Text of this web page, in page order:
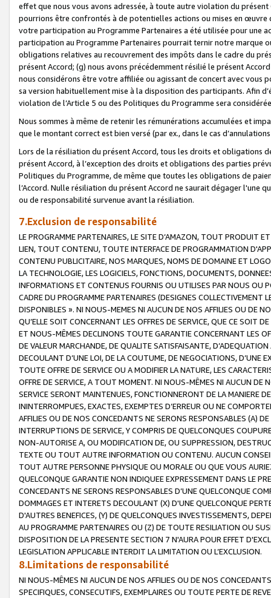
effet que nous vous avons adressée, à toute autre violation du
pourrions être confrontés à de potentielles actions ou mises en
votre participation au Programme Partenaires a été utilisée pour une
participation au Programme Partenaires pourrait ternir notre marque
obligations relatives au recouvrement des impôts dans le cadre du
présent Accord; (g) nous avons précédemment résilié le présent
nous considérons être votre affiliée ou agissant de concert avec vous
sa version habituellement mise à la disposition des participants. Afin
violation de l’Article 5 ou des Politiques du Programme sera
Nous sommes à même de retenir les rémunérations accumulées et
que le montant correct est bien versé (par ex., dans le cas
Lors de la résiliation du présent Accord, tous les droits et obligations
présent Accord, à l’exception des droits et obligations des parties
Politiques du Programme, de même que toutes les obligations de
l’Accord. Nulle résiliation du présent Accord ne saurait dégager l'une
ou de responsabilité survenue avant la résiliation.
7.Exclusion de responsabilité
LE PROGRAMME PARTENAIRES, LE SITE D’AMAZON, TOUT PRODUIT
LIEN, TOUT CONTENU, TOUTE INTERFACE DE PROGRAMMATION
CONTENU PUBLICITAIRE, NOS MARQUES, NOMS DE DOMAINE ET
LA TECHNOLOGIE, LES LOGICIELS, FONCTIONS, DOCUMENTS,
INFORMATIONS ET CONTENUS FOURNIS OU UTILISES PAR NOUS OU
CADRE DU PROGRAMME PARTENAIRES (DESIGNES COLLECTIVEMENT
DISPONIBLES ». NI NOUS-MEMES NI AUCUN DE NOS AFFILIES OU DE
QU’ELLE SOIT CONCERNANT LES OFFRES DE SERVICE, QUE CE SOIT
ET NOUS-MÊMES DECLINONS TOUTE GARANTIE CONCERNANT LES
DE VALEUR MARCHANDE, DE QUALITE SATISFAISANTE,
DECOULANT D’UNE LOI, DE LA COUTUME, DE NEGOCIATIONS, D’UNE
TOUTE OFFRE DE SERVICE OU A MODIFIER LA NATURE, LES
OFFRE DE SERVICE, A TOUT MOMENT. NI NOUS-MÊMES NI AUCUN DE
SERVICE SERONT MAINTENUES, FONCTIONNERONT DE LA MANIERE
ININTERROMPUES, EXACTES, EXEMPTES D’ERREUR OU NE
AFFILIES OU DE NOS CONCEDANTS NE SERONS RESPONSABLES (A)
INTERRUPTIONS DE SERVICE, Y COMPRIS DE QUELCONQUES
NON-AUTORISE A, OU MODIFICATION DE, OU SUPPRESSION,
TEXTE OU TOUT AUTRE INFORMATION OU CONTENU. AUCUN
TOUT AUTRE PERSONNE PHYSIQUE OU MORALE OU QUE VOUS
QUELCONQUE GARANTIE NON INDIQUEE EXPRESSEMENT DANS LE
CONCEDANTS NE SERONS RESPONSABLES D’UNE QUELCONQUE
DOMMAGES ET INTERETS DECOULANT (X) D'UNE QUELCONQUE
D'AUTRES BENEFICES, (Y) DE QUELCONQUES INVESTISSEMENTS,
AU PROGRAMME PARTENAIRES OU (Z) DE TOUTE RESILIATION OU
DISPOSITION DE LA PRESENTE SECTION 7 N'AURA POUR EFFET
LEGISLATION APPLICABLE INTERDIT LA LIMITATION OU L’EXCLUSION.
8.Limitations de responsabilité
NI NOUS-MÊMES NI AUCUN DE NOS AFFILIES OU DE NOS
SPECIFIQUES, CONSECUTIFS, EXEMPLAIRES OU TOUTE PERTE DE